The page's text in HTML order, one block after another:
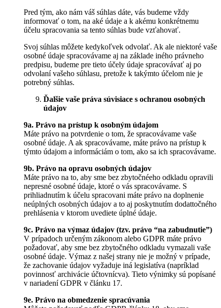
Pred tým, ako nám váš súhlas dáte, vás budeme vždy
informovať o tom, na aké údaje a k akému konkrétnemu
účelu spracovania sa tento súhlas bude vzťahovať.
Svoj súhlas môžete kedykoľvek odvolať. Ak ale niektoré vaše
osobné údaje spracovávame aj na základe iného právneho
predpisu, budeme pre tieto účely údaje spracovávať aj po
odvolaní vašeho súhlasu, pretože k takýmto účelom nie je
potrebný súhlas.
Ďalšie vaše práva súvisiace s ochranou osobných
údajov
9a. Právo na prístup k osobným údajom
Máte právo na potvrdenie o tom, že spracovávame vaše
osobné údaje. A ak spracovávame, máte právo na prístup k
týmto údajom a informáciám o tom, ako sa ich spracovávame.
9b. Právo na opravu osobných údajov
Máte právo na to, aby sme bez zbytočnéeho odkladu opravili
nepresné osobné údaje, ktoré o vás spracovávame. S
prihliadnutím k účelu spracovani máte právo na doplnenie
neúplných osobných údajov a to aj poskytnutím dodattočného
prehlásenia v ktorom uvediete úplné údaje.
9c. Právo na výmaz údajov (tzv. právo “na zabudnutie”)
V prípadoch určeným zákonom alebo GDPR máte právo
požadovať, aby sme bez zbytočného odkladu vymazali vaše
osobné údaje. Výmaz z našej strany nie je možný v prípade,
že zachovanie údajov vyžaduje iná legislatíva (napríklad
povinnosť archivácie účtovnícva). Tieto výnimky sú popísané
v nariadení GDPR v článku 17.
9e. Právo na obmedzenie spracúvania